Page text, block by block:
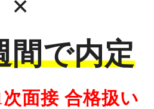
間で内定
面接 合格扱い